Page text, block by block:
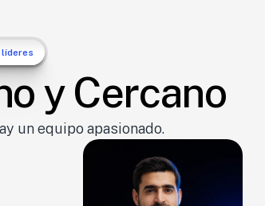
líderes
y Cercano
un equipo apasionado.